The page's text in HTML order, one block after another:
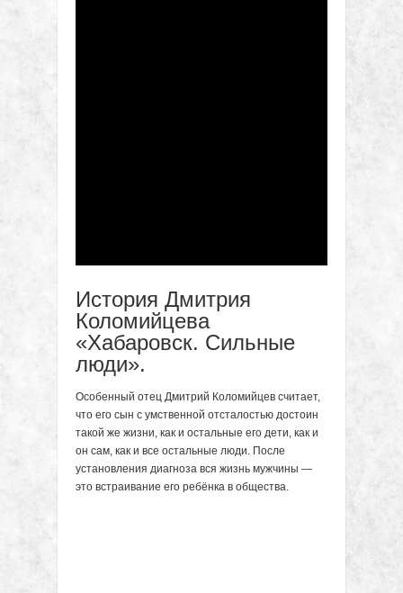
История Дмитрия
Коломийцева
«Хабаровск. Сильные
люди».
Особенный отец Дмитрий Коломийцев считает,
что его сын с умственной отсталостью достоин
такой же жизни, как и остальные его дети, как и
он сам, как и все остальные люди. После
установления диагноза вся жизнь мужчины —
это встраивание его ребёнка в общества.